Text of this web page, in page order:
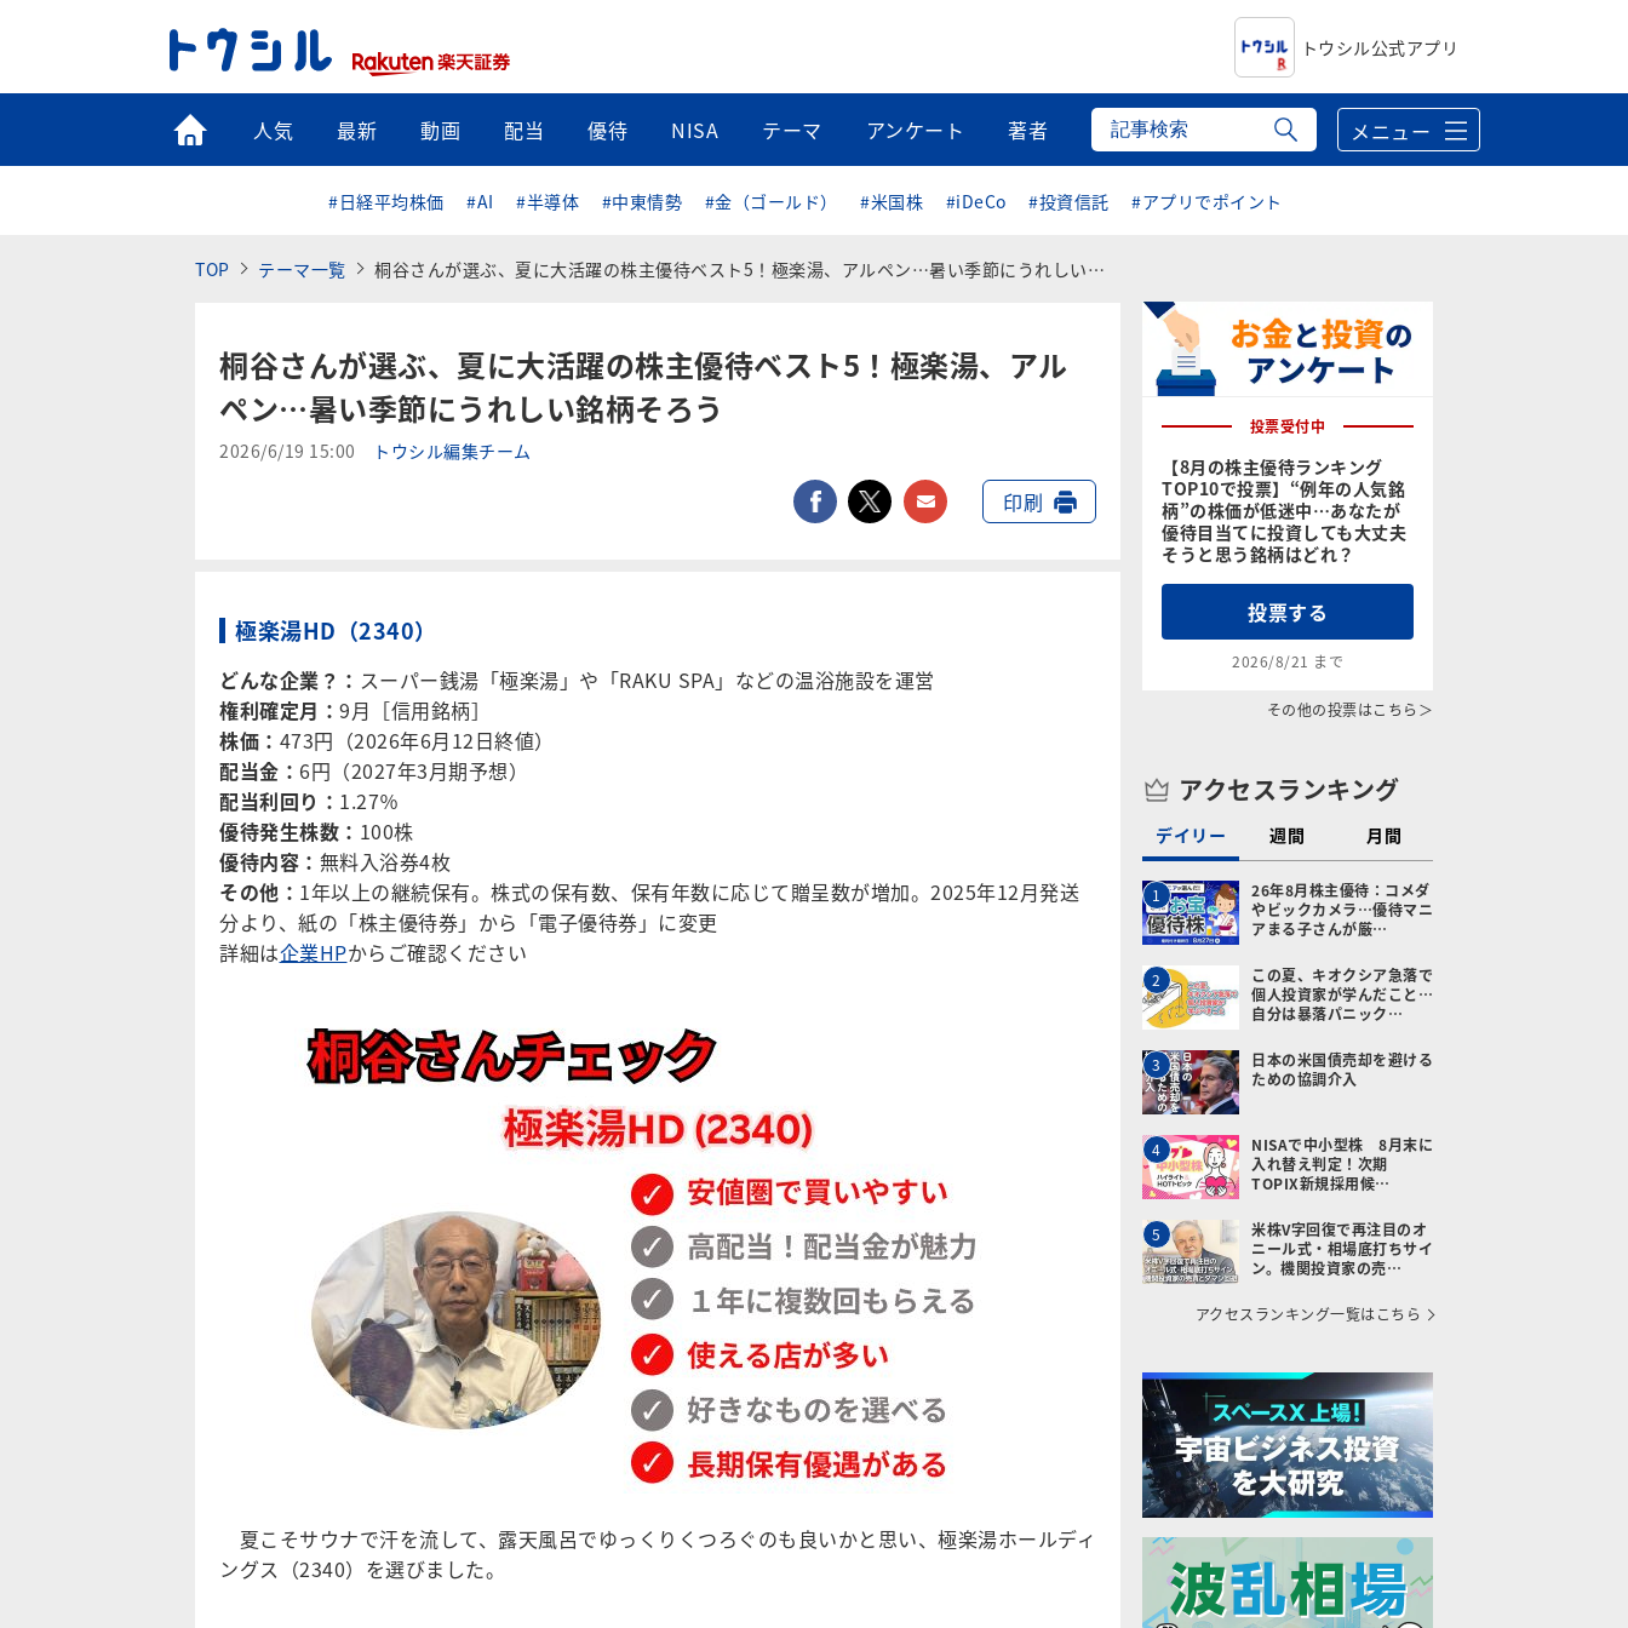
トウシル公式アプリ
トップ
人気 最新 動画 配当 優待 NISA テーマ アンケート 著者 メニュー
#日経平均株価 #AI #半導体 #中東情勢 #金（ゴールド） #米国株 #iDeCo #投資信託 #アプリでポイント
TOP テーマ一覧 桐谷さんが選ぶ、夏に大活躍の株主優待ベスト5！極楽湯、アルペン…暑い季節にうれしい銘柄そろう
桐谷さんが選ぶ、夏に大活躍の株主優待ベスト5！極楽湯、アル
ペン…暑い季節にうれしい銘柄そろう
2026/6/19 15:00 トウシル編集チーム
facebook
twitter メールで送る
印刷
極楽湯HD（2340）
どんな企業？： スーパー銭湯「極楽湯」や「RAKU SPA」などの温浴施設を運営
権利確定月： 9月［信用銘柄］
株価： 473円（2026年6月12日終値）
配当金： 6円（2027年3月期予想）
配当利回り： 1.27％
優待発生株数： 100株
優待内容： 無料入浴券4枚
その他： 1年以上の継続保有。株式の保有数、保有年数に応じて贈呈数が増加。2025年12月発送
分より、紙の「株主優待券」から「電子優待券」に変更
詳細は企業HPからご確認ください
夏こそサウナで汗を流して、露天風呂でゆっくりくつろぐのも良いかと思い、極楽湯ホールディ
ングス（2340）を選びました。
投票受付中
【8月の株主優待ランキング
TOP10で投票】“例年の人気銘
柄”の株価が低迷中…あなたが
優待目当てに投資しても大丈夫
そうと思う銘柄はどれ？
投票する
2026/8/21 まで
その他の投票はこちら＞
アクセスランキング
デイリー 週間 月間
1
26年8月株主優待：コメダ
やビックカメラ…優待マニ
アまる子さんが厳…
2
この夏、キオクシア急落で
個人投資家が学んだこと…
自分は暴落パニック…
3
日本の米国債売却を避ける
ための協調介入
4
NISAで中小型株 8月末に
入れ替え判定！次期
TOPIX新規採用候…
5
米株V字回復で再注目のオ
ニール式・相場底打ちサイ
ン。機関投資家の売…
アクセスランキング一覧はこちら